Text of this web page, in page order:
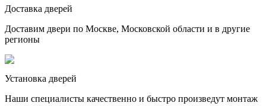
Доставка дверей
Доставим двери по Москве, Московской области и в другие
регионы
Установка дверей
Наши специалисты качественно и быстро произведут монтаж